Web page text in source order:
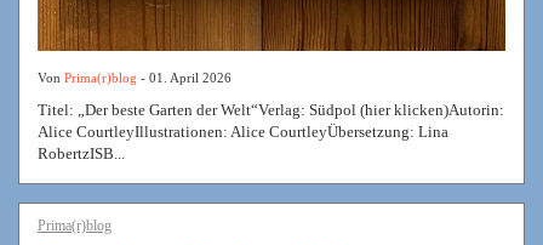
Von Prima(r)blog - 01. April 2026
Titel: „Der beste Garten der Welt“Verlag: Südpol (hier klicken)Autorin:
Alice CourtleyIllustrationen: Alice CourtleyÜbersetzung: Lina
RobertzISB...
Prima(r)blog